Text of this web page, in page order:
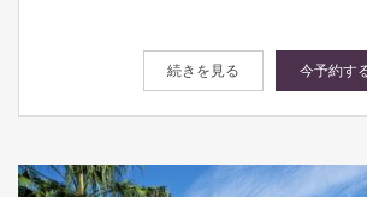
続きを見る 今予約す